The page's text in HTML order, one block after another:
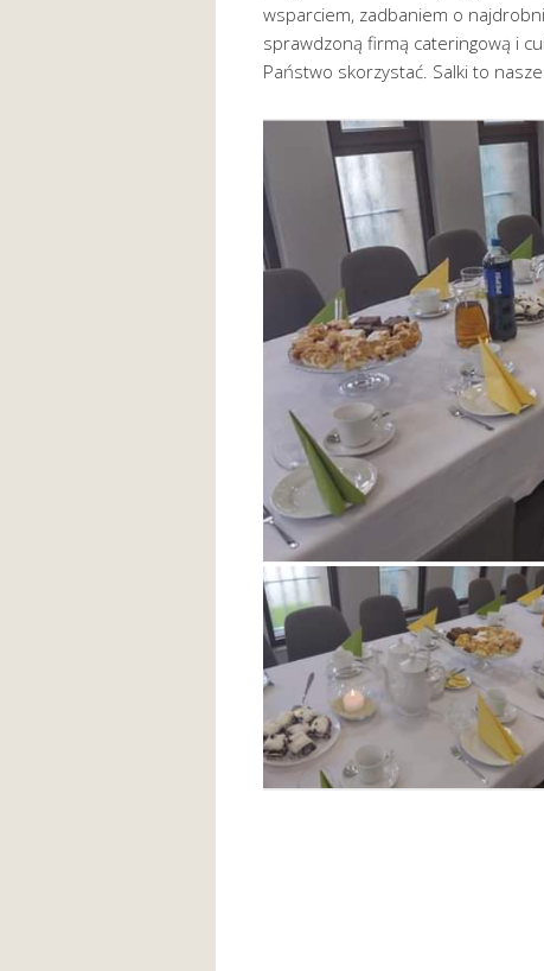
wsparciem, zadbaniem o
sprawdzoną firmą cateringową i
Państwo skorzystać. Salki to